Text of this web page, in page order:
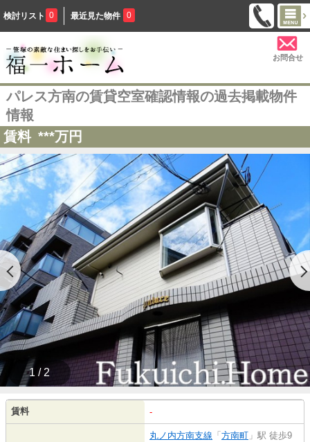
検討リスト 0 最近見た物件 0
お問合せ
パレス方南の賃貸空室確認情報の過去掲載物件
情報
賃料 ***万円
1 / 2
賃料 -
丸ノ内方南支線 「 方南町 」駅 徒歩9